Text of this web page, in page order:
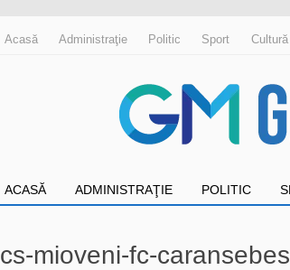
Acasă Administraţie Politic Sport Cultură
ACASĂ ADMINISTRAŢIE POLITIC
cs-mioveni-fc-